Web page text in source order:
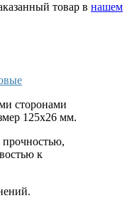
товар в нашем
сторонами
125х26 мм.
прочностью,
к